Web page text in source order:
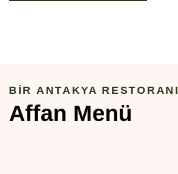
BİR ANTAKYA RESTORANI
Affan Menü